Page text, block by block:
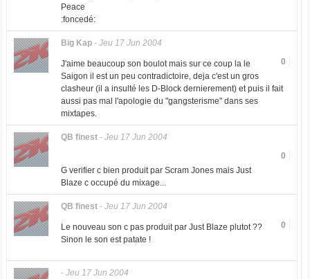
Peace
:foncedé:
Big Kap- Jeu 17 Jun 2004
0
J'aime beaucoup son boulot mais sur ce coup la le
Saigon il est un peu contradictoire, deja c'est un gros
clasheur (il a insulté les D-Block dernierement) et puis il fait
aussi pas mal l'apologie du "gangsterisme" dans ses
mixtapes.
QB finest- Jeu 17 Jun 2004
0
G verifier c bien produit par Scram Jones mais Just
Blaze c occupé du mixage...
QB finest- Jeu 17 Jun 2004
0
Le nouveau son c pas produit par Just Blaze plutot ??
Sinon le son est patate !
- Jeu 17 Jun 2004